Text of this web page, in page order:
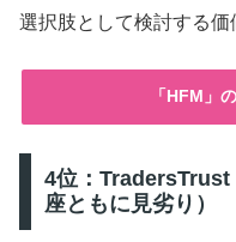
選択肢として検討する価
「HFM」
4位：TradersTrust
座ともに見劣り）